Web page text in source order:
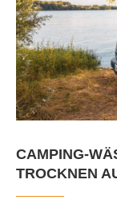
CAMPING-
TROCKNEN